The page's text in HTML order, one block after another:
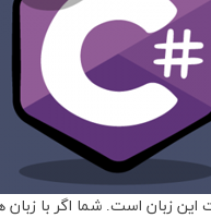
این زبان است. شما اگر با